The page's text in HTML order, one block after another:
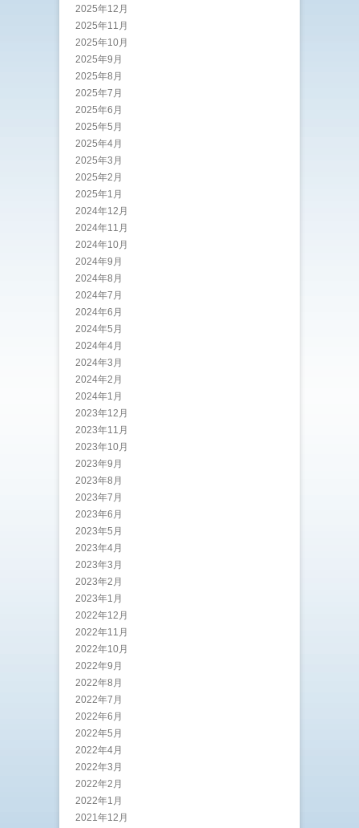
2025年12月
2025年11月
2025年10月
2025年9月
2025年8月
2025年7月
2025年6月
2025年5月
2025年4月
2025年3月
2025年2月
2025年1月
2024年12月
2024年11月
2024年10月
2024年9月
2024年8月
2024年7月
2024年6月
2024年5月
2024年4月
2024年3月
2024年2月
2024年1月
2023年12月
2023年11月
2023年10月
2023年9月
2023年8月
2023年7月
2023年6月
2023年5月
2023年4月
2023年3月
2023年2月
2023年1月
2022年12月
2022年11月
2022年10月
2022年9月
2022年8月
2022年7月
2022年6月
2022年5月
2022年4月
2022年3月
2022年2月
2022年1月
2021年12月